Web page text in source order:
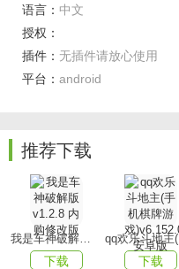
【精心策划】
游戏中每个角色的移动路
【复古像素】
家仿佛置身于那个充满冒
游戏亮点
【战斗对抗】
语言： 中文
授权：
插件： 无插件请放心使用
平台： android
推荐下载
我是车神破解版v1.2.8 内购修改版
下载 下载